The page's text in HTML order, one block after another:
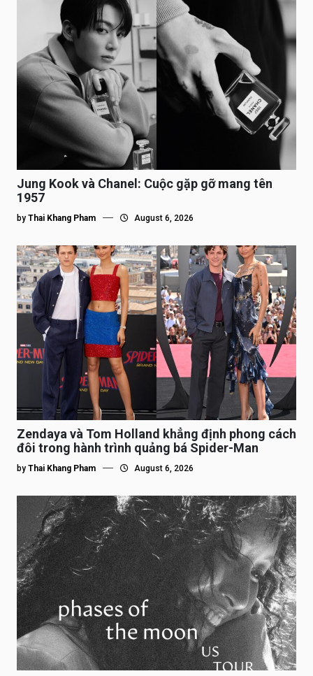
Jung Kook và Chanel: Cuộc gặp gỡ mang tên
1957
by Thai Khang Pham August 6, 2026
Zendaya và Tom Holland khẳng định phong cách
đôi trong hành trình quảng bá Spider-Man
by Thai Khang Pham August 6, 2026